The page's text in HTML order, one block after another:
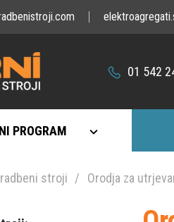
01 542
PROGRAM
stroji Orodja za